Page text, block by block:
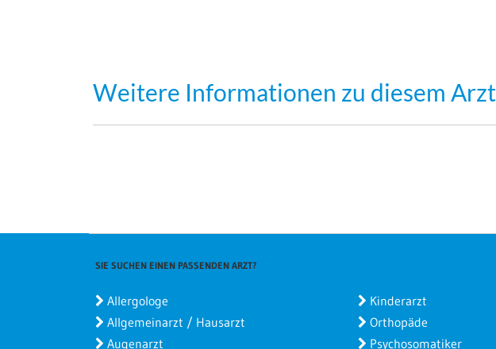
Weitere Informationen zu diesem Arzt
SIE SUCHEN EINEN PASSENDEN ARZT?
Allergologe
Allgemeinarzt / Hausarzt
Augenarzt
Kinderarzt
Orthopäde
Psychosomatiker